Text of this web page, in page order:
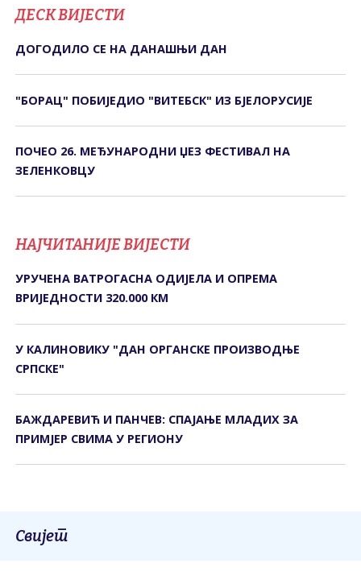
ДЕСК ВИЈЕСТИ
ДОГОДИЛО СЕ НА ДАНАШЊИ ДАН
"БОРАЦ" ПОБИЈЕДИО "ВИТЕБСК" ИЗ БЈЕЛОРУСИЈЕ
ПОЧЕО 26. МЕЂУНАРОДНИ ЏЕЗ ФЕСТИВАЛ НА
ЗЕЛЕНКОВЦУ
НАЈЧИТАНИЈЕ ВИЈЕСТИ
УРУЧЕНА ВАТРОГАСНА ОДИЈЕЛА И ОПРЕМА
ВРИЈЕДНОСТИ 320.000 КМ
У КАЛИНОВИКУ "ДАН ОРГАНСКЕ ПРОИЗВОДЊЕ
СРПСКЕ"
БАЖДАРЕВИЋ И ПАНЧЕВ: СПАЈАЊЕ МЛАДИХ ЗА
ПРИМЈЕР СВИМА У РЕГИОНУ
Свијет